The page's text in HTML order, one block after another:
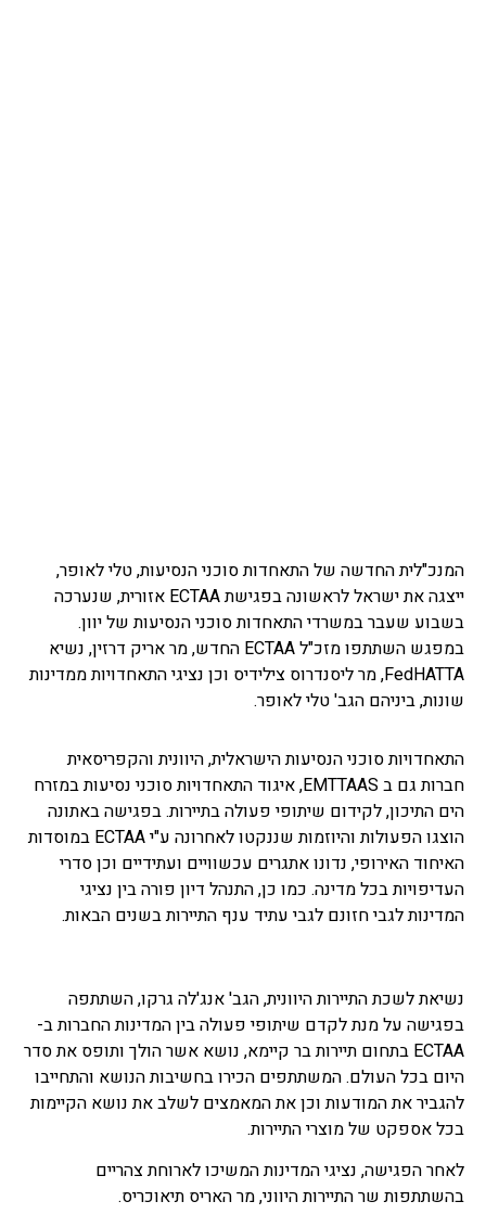
המנכ"לית החדשה של התאחדות סוכני הנסיעות, טלי לאופר,
ייצגה את ישראל לראשונה בפגישת ECTAA אזורית, שנערכה
בשבוע שעבר במשרדי התאחדות סוכני הנסיעות של יוון.
במפגש השתתפו מזכ"ל ECTAA החדש, מר אריק דרזין, נשיא
FedHATTA, מר ליסנדרוס צילידיס וכן נציגי התאחדויות ממדינות
שונות, ביניהם הגב' טלי לאופר.
התאחדויות סוכני הנסיעות הישראלית, היוונית והקפריסאית
חברות גם ב EMTTAAS, איגוד התאחדויות סוכני נסיעות במזרח
הים התיכון, לקידום שיתופי פעולה בתיירות. בפגישה באתונה
הוצגו הפעולות והיוזמות שננקטו לאחרונה ע"י ECTAA במוסדות
האיחוד האירופי, נדונו אתגרים עכשוויים ועתידיים וכן סדרי
העדיפויות בכל מדינה. כמו כן, התנהל דיון פורה בין נציגי
המדינות לגבי חזונם לגבי עתיד ענף התיירות בשנים הבאות.
נשיאת לשכת התיירות היוונית, הגב' אנג'לה גרקו, השתתפה
בפגישה על מנת לקדם שיתופי פעולה בין המדינות החברות ב-
ECTAA בתחום תיירות בר קיימא, נושא אשר הולך ותופס את סדר
היום בכל העולם. המשתתפים הכירו בחשיבות הנושא והתחייבו
להגביר את המודעות וכן את המאמצים לשלב את נושא הקיימות
בכל אספקט של מוצרי התיירות.
לאחר הפגישה, נציגי המדינות המשיכו לארוחת צהריים
בהשתתפות שר התיירות היווני, מר האריס תיאוכריס.